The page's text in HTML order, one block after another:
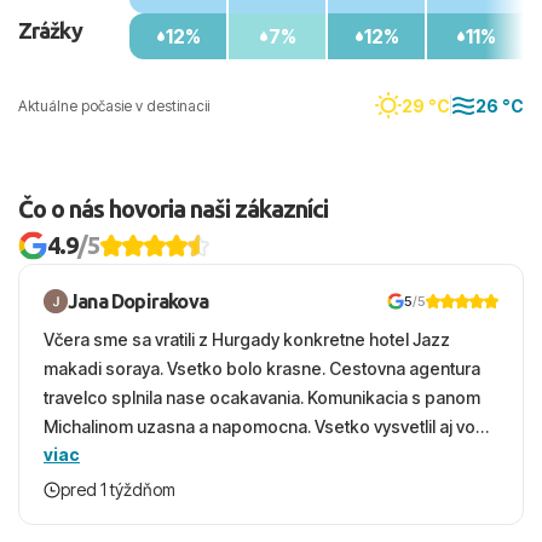
Aktuálne počasie v destinacii 29 °C 26 °C
Zrážky
12%
7%
12%
11%
Čo o nás hovoria naši zákazníci
4.9/5
Jana Dopirakova 5/5
Včera sme sa vratili z Hurgady konkretne hotel Jazz
makadi soraya. Vsetko bolo krasne. Cestovna agentura
travelco splnila nase ocakavania. Komunikacia s panom
Michalinom uzasna a napomocna. Vsetko vysvetlil aj vo
vecernych hodinach zaco sa ospravedlnujem. Hotel
krasny, cisty. Sluzby top. Strava, prostredie, more,
viac
pred 1 týždňom